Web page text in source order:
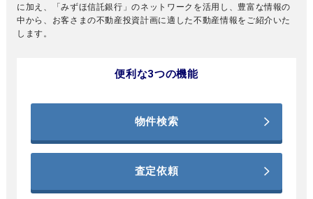
に加え、「みずほ信託銀行」のネットワークを活用し、豊富な情報の
中から、お客さまの不動産投資計画に適した不動産情報をご紹介いた
します。
便利な3つの機能
物件検索
査定依頼